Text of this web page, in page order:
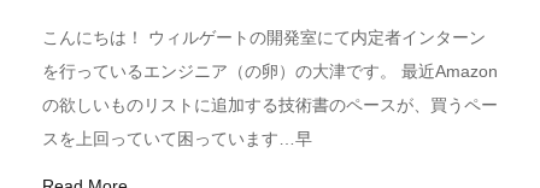
こんにちは！ ウィルゲートの開発室にて内定者インターン
を行っているエンジニア（の卵）の大津です。 最近Amazon
の欲しいものリストに追加する技術書のペースが、買うペー
スを上回っていて困っています…早